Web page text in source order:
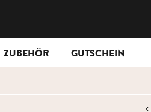
ZUBEHÖR GUTSCHEIN